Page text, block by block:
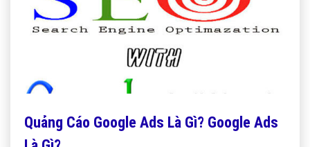
Quảng Cáo Google Ads Là Gì? Google Ads